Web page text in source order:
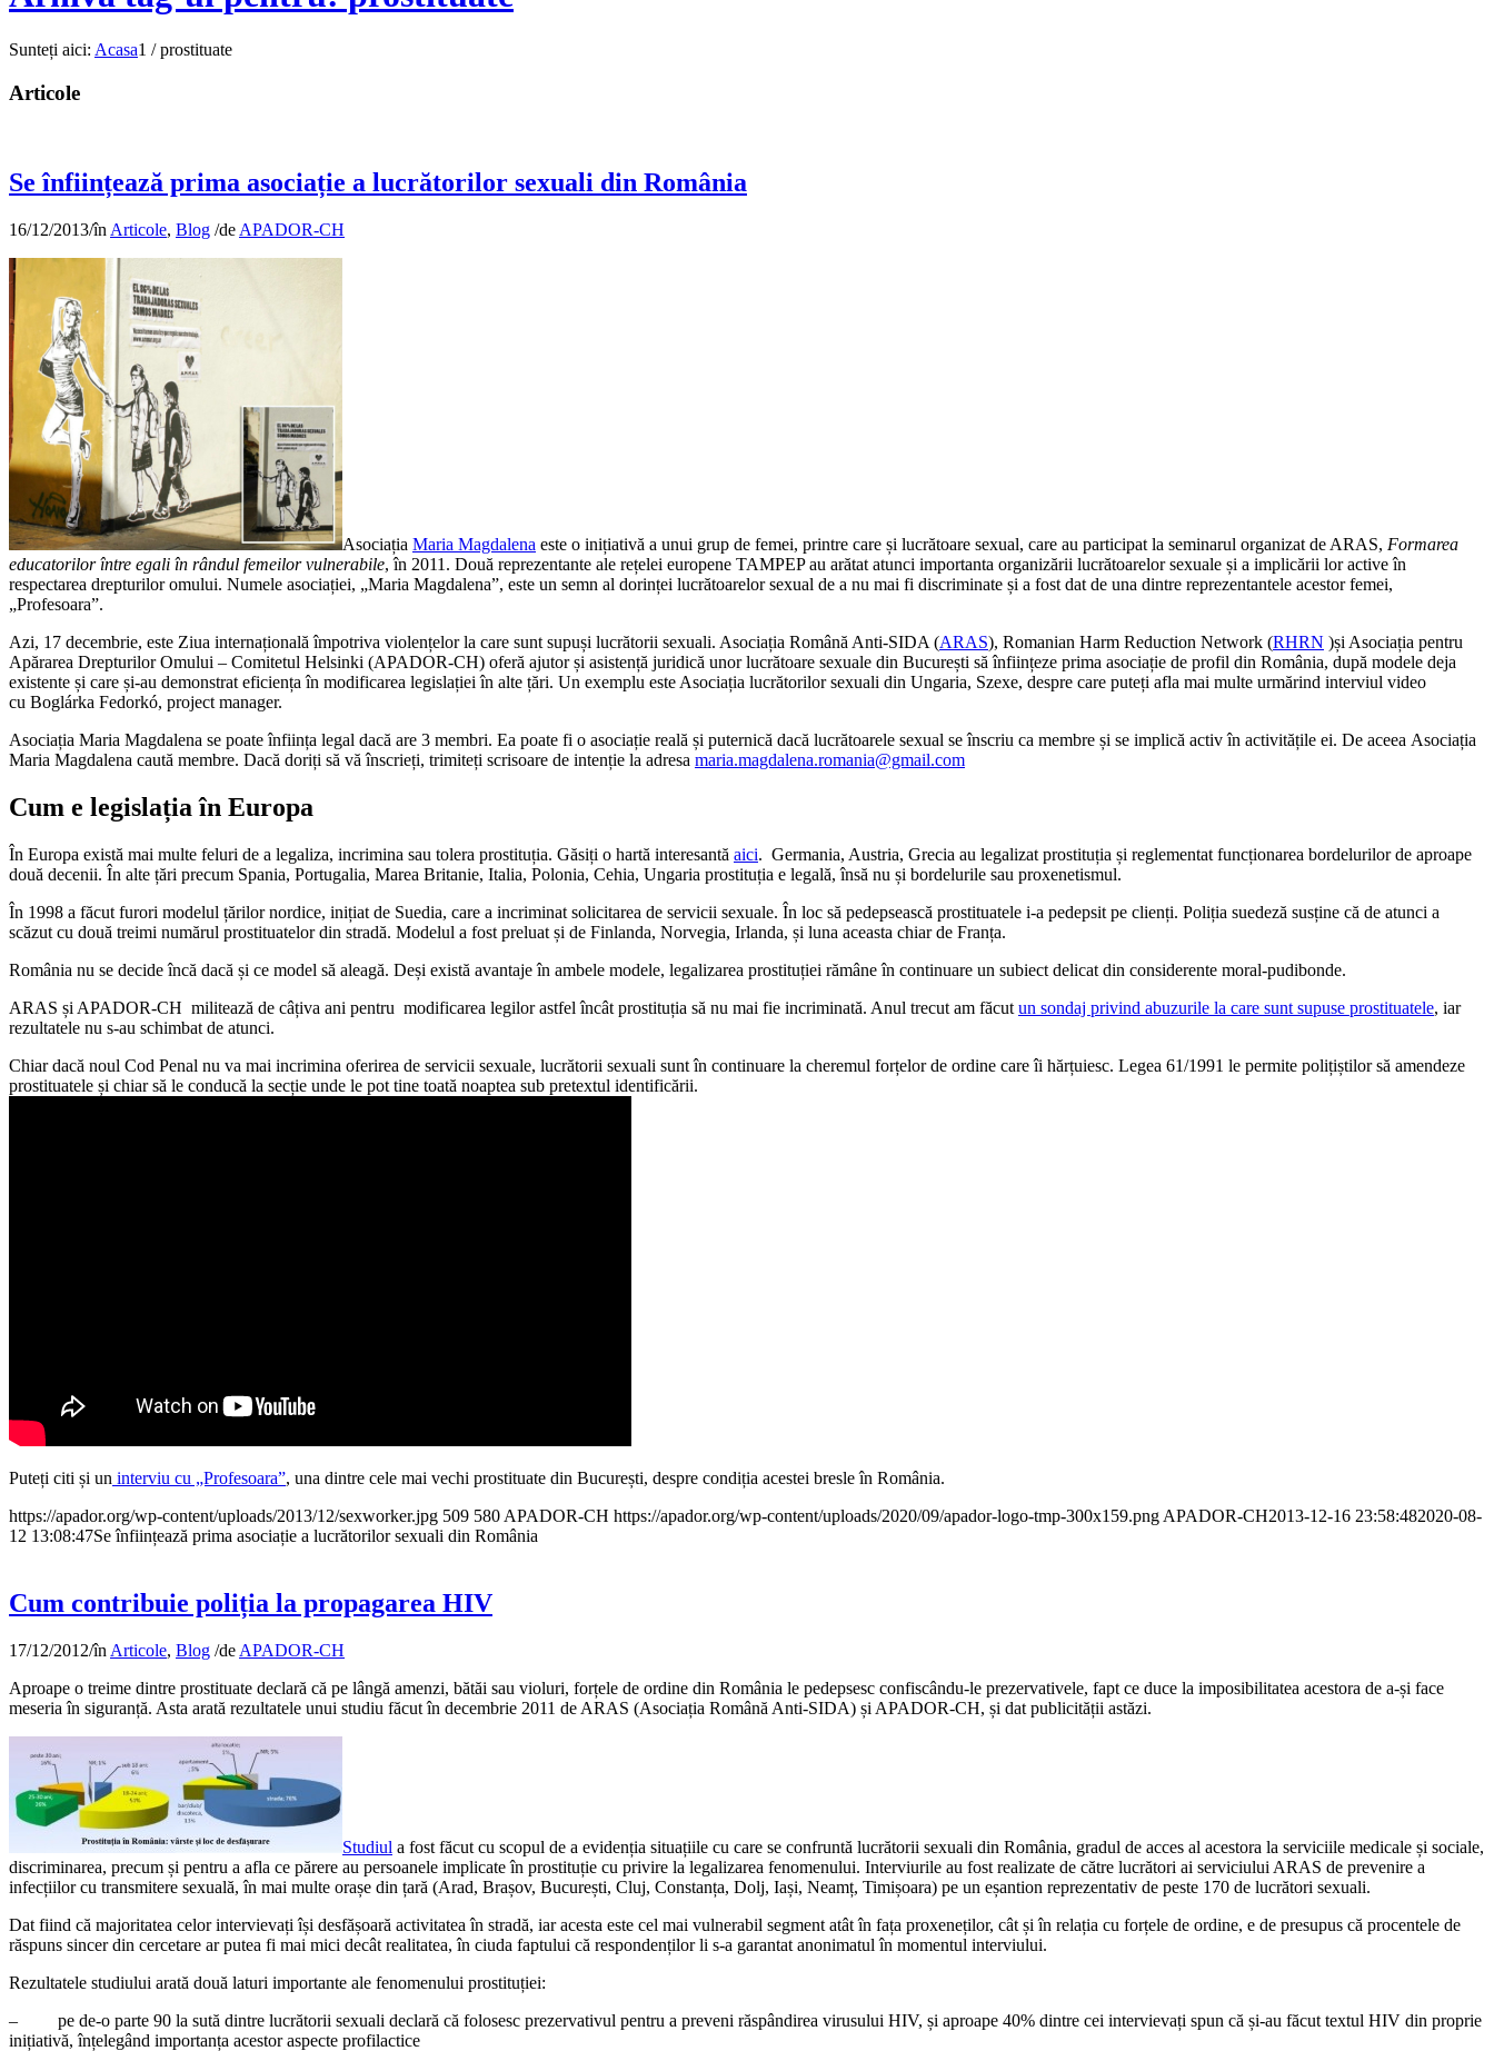
Sunteți aici: Acasa1 / prostituate
Articole
Se înființează prima asociație a lucrătorilor sexuali din România
16/12/2013/în Articole, Blog /de APADOR-CH
Asociația Maria Magdalena este o inițiativă a unui grup de femei, printre care și lucrătoare sexual, care au participat la seminarul organizat de ARAS, Formarea
educatorilor între egali în rândul femeilor vulnerabile, în 2011. Două reprezentante ale rețelei europene TAMPEP au arătat atunci importanta organizării lucrătoarelor sexuale și a implicării lor active în
respectarea drepturilor omului. Numele asociației, „Maria Magdalena”, este un semn al dorinței lucrătoarelor sexual de a nu mai fi discriminate și a fost dat de una dintre reprezentantele acestor femei,
„Profesoara”.
Azi, 17 decembrie, este Ziua internațională împotriva violențelor la care sunt supuși lucrătorii sexuali. Asociația Română Anti-SIDA (ARAS), Romanian Harm Reduction Network (RHRN )și Asociația pentru
Apărarea Drepturilor Omului – Comitetul Helsinki (APADOR-CH) oferă ajutor și asistență juridică unor lucrătoare sexuale din București să înființeze prima asociație de profil din România, după modele deja
existente și care și-au demonstrat eficiența în modificarea legislației în alte țări. Un exemplu este Asociația lucrătorilor sexuali din Ungaria, Szexe, despre care puteți afla mai multe urmărind interviul video
cu Boglárka Fedorkó, project manager.
Asociația Maria Magdalena se poate înființa legal dacă are 3 membri. Ea poate fi o asociație reală și puternică dacă lucrătoarele sexual se înscriu ca membre și se implică activ în activitățile ei. De aceea Asociația
Maria Magdalena caută membre. Dacă doriți să vă înscrieți, trimiteți scrisoare de intenție la adresa maria.magdalena.romania@gmail.com
Cum e legislația în Europa
În Europa există mai multe feluri de a legaliza, incrimina sau tolera prostituția. Găsiți o hartă interesantă aici. Germania, Austria, Grecia au legalizat prostituția și reglementat funcționarea bordelurilor de aproape
două decenii. În alte țări precum Spania, Portugalia, Marea Britanie, Italia, Polonia, Cehia, Ungaria prostituția e legală, însă nu și bordelurile sau proxenetismul.
În 1998 a făcut furori modelul țărilor nordice, inițiat de Suedia, care a incriminat solicitarea de servicii sexuale. În loc să pedepsească prostituatele i-a pedepsit pe clienți. Poliția suedeză susține că de atunci a
scăzut cu două treimi numărul prostituatelor din stradă. Modelul a fost preluat și de Finlanda, Norvegia, Irlanda, și luna aceasta chiar de Franța.
România nu se decide încă dacă și ce model să aleagă. Deși există avantaje în ambele modele, legalizarea prostituției rămâne în continuare un subiect delicat din considerente moral-pudibonde.
ARAS și APADOR-CH militează de câțiva ani pentru modificarea legilor astfel încât prostituția să nu mai fie incriminată. Anul trecut am făcut un sondaj privind abuzurile la care sunt supuse prostituatele, iar
rezultatele nu s-au schimbat de atunci.
Chiar dacă noul Cod Penal nu va mai incrimina oferirea de servicii sexuale, lucrătorii sexuali sunt în continuare la cheremul forțelor de ordine care îi hărțuiesc. Legea 61/1991 le permite polițiștilor să amendeze
prostituatele și chiar să le conducă la secție unde le pot tine toată noaptea sub pretextul identificării.
Puteți citi și un interviu cu „Profesoara”, una dintre cele mai vechi prostituate din București, despre condiția acestei bresle în România.
https://apador.org/wp-content/uploads/2013/12/sexworker.jpg 509 580 APADOR-CH https://apador.org/wp-content/uploads/2020/09/apador-logo-tmp-300x159.png APADOR-CH2013-12-16 23:58:482020-08-
12 13:08:47Se înființează prima asociație a lucrătorilor sexuali din România
Cum contribuie poliția la propagarea HIV
17/12/2012/în Articole, Blog /de APADOR-CH
Aproape o treime dintre prostituate declară că pe lângă amenzi, bătăi sau violuri, forțele de ordine din România le pedepsesc confiscându-le prezervativele, fapt ce duce la imposibilitatea acestora de a-și face
meseria în siguranță. Asta arată rezultatele unui studiu făcut în decembrie 2011 de ARAS (Asociația Română Anti-SIDA) și APADOR-CH, și dat publicității astăzi.
Studiul a fost făcut cu scopul de a evidenția situațiile cu care se confruntă lucrătorii sexuali din România, gradul de acces al acestora la serviciile medicale și sociale,
discriminarea, precum și pentru a afla ce părere au persoanele implicate în prostituție cu privire la legalizarea fenomenului. Interviurile au fost realizate de către lucrători ai serviciului ARAS de prevenire a
infecțiilor cu transmitere sexuală, în mai multe orașe din țară (Arad, Brașov, București, Cluj, Constanța, Dolj, Iași, Neamț, Timișoara) pe un eșantion reprezentativ de peste 170 de lucrători sexuali.
Dat fiind că majoritatea celor intervievați își desfășoară activitatea în stradă, iar acesta este cel mai vulnerabil segment atât în fața proxeneților, cât și în relația cu forțele de ordine, e de presupus că procentele de
răspuns sincer din cercetare ar putea fi mai mici decât realitatea, în ciuda faptului că respondenților li s-a garantat anonimatul în momentul interviului.
Rezultatele studiului arată două laturi importante ale fenomenului prostituției:
– pe de-o parte 90 la sută dintre lucrătorii sexuali declară că folosesc prezervativul pentru a preveni răspândirea virusului HIV, și aproape 40% dintre cei intervievați spun că și-au făcut textul HIV din proprie
inițiativă, înțelegând importanța acestor aspecte profilactice